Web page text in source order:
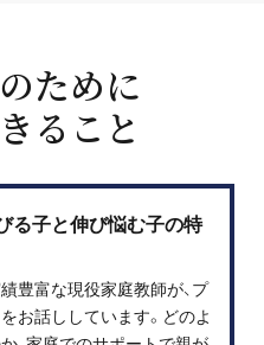
ために
ること
る子と伸び悩む子の特
豊富な現役家庭教師が、プ
お話ししています。どのよ